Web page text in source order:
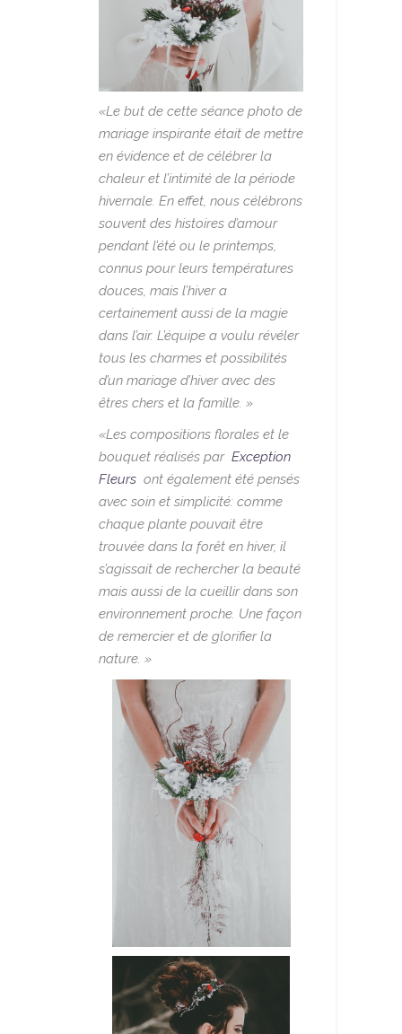
«Le but de cette séance photo de
mariage inspirante était de mettre
en évidence et de célébrer la
chaleur et l’intimité de la période
hivernale. En effet, nous célébrons
souvent des histoires d’amour
pendant l’été ou le printemps,
connus pour leurs températures
douces, mais l’hiver a
certainement aussi de la magie
dans l’air. L’équipe a voulu révéler
tous les charmes et possibilités
d’un mariage d’hiver avec des
êtres chers et la famille. »
«Les compositions florales et le
bouquet réalisés par Exception
Fleurs ont également été pensés
avec soin et simplicité: comme
chaque plante pouvait être
trouvée dans la forêt en hiver, il
s’agissait de rechercher la beauté
mais aussi de la cueillir dans son
environnement proche. Une façon
de remercier et de glorifier la
nature. »